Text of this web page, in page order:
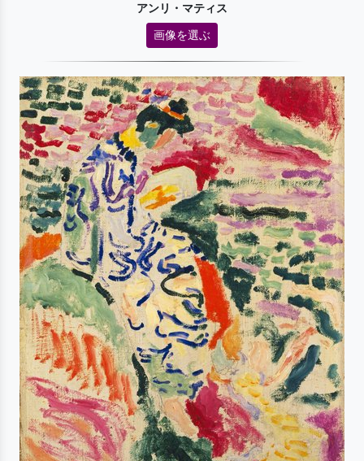
アンリ・マティス
画像を選ぶ